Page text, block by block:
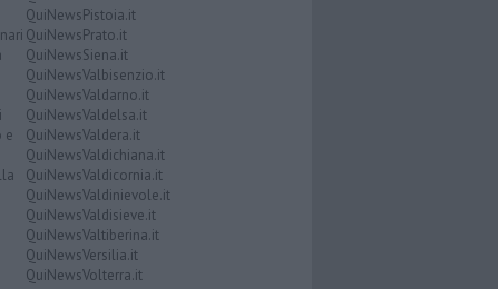
e
QuiNewsPistoia.it
QuiNewsPrato.it
QuiNewsSiena.it
QuiNewsValbisenzio.it
QuiNewsValdarno.it
QuiNewsValdelsa.it
QuiNewsValdera.it
QuiNewsValdichiana.it
QuiNewsValdicornia.it
QuiNewsValdinievole.it
QuiNewsValdisieve.it
QuiNewsValtiberina.it
QuiNewsVersilia.it
QuiNewsVolterra.it